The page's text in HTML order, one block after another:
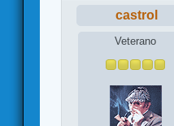
castrol
Veterano